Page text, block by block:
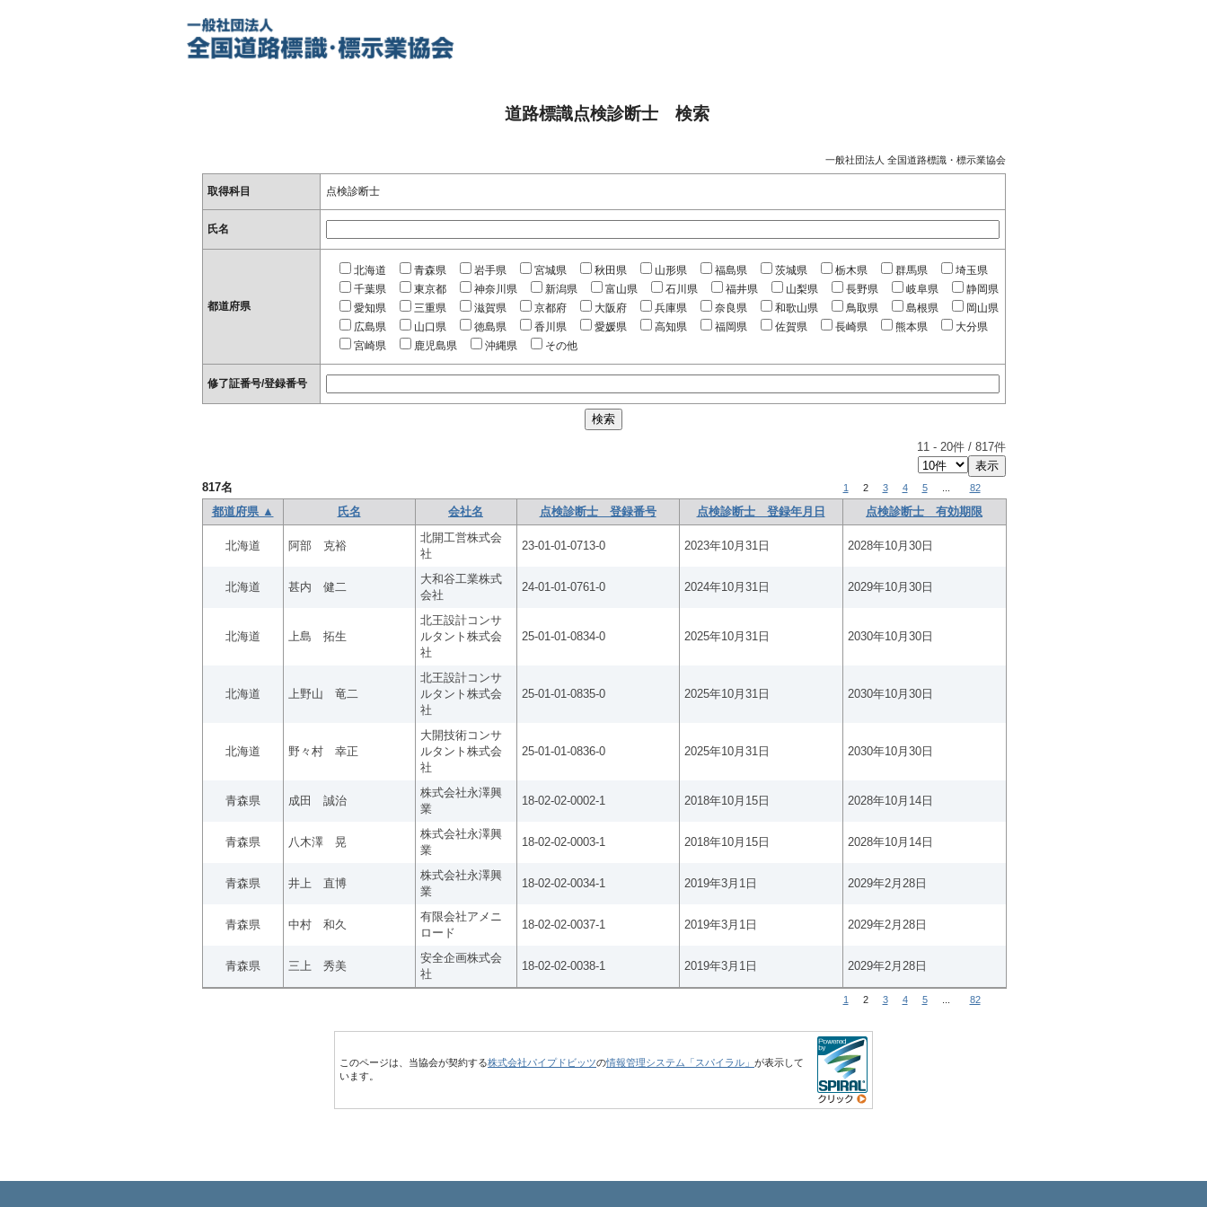
道路標識点検診断士 検索
一般社団法人 全国道路標識・標示業協会
取得科目 点検診断士
氏名
都道府県
北海道 青森県 岩手県 宮城県 秋田県 山形県 福島県 茨城県 栃木県 群馬県
埼玉県
千葉県
東京都 神奈川県 新潟県 富山県 石川県 福井県 山梨県 長野県 岐阜県
静岡県
愛知県
三重県 滋賀県 京都府 大阪府 兵庫県 奈良県 和歌山県 鳥取県 島根県
岡山県
広島県
山口県 徳島県 香川県 愛媛県 高知県 福岡県 佐賀県 長崎県 熊本県
大分県
宮崎県
鹿児島県 沖縄県 その他
修了証番号/登録番号
11- 20件 / 817件
817名 1 2 3 4 5 82
都道府県 ▲ 氏名 会社名 点検診断士 登録番号 点検診断士 登録年月日 点検診断士 有効期限
北海道 阿部 克裕
北開工営株式会
社
23-01-01-0713-0 2023年10月31日 2028年10月30日
北海道 甚内 健二
大和谷工業株式
会社
24-01-01-0761-0 2024年10月31日 2029年10月30日
北海道 上島 拓生
北王設計コンサ
ルタント株式会
社
25-01-01-0834-0 2025年10月31日 2030年10月30日
北海道 上野山 竜二
北王設計コンサ
ルタント株式会
社
25-01-01-0835-0 2025年10月31日 2030年10月30日
北海道 野々村 幸正
大開技術コンサ
ルタント株式会
社
25-01-01-0836-0 2025年10月31日 2030年10月30日
青森県 成田 誠治
株式会社永澤興
業
18-02-02-0002-1 2018年10月15日 2028年10月14日
青森県 八木澤 晃
株式会社永澤興
業
18-02-02-0003-1 2018年10月15日 2028年10月14日
青森県 井上 直博
株式会社永澤興
業
18-02-02-0034-1 2019年3月1日 2029年2月28日
青森県 中村 和久
有限会社アメニ
ロード
18-02-02-0037-1 2019年3月1日 2029年2月28日
青森県 三上 秀美
安全企画株式会
社
18-02-02-0038-1 2019年3月1日 2029年2月28日
1 2 3 4 5 82
このページは、当協会が契約する株式会社パイプドビッツの情報管理システム「スパイラル」 が表示して
います。